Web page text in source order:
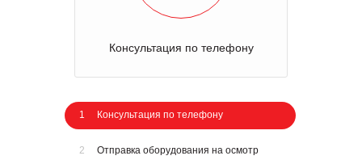
Консультация по телефону
1 Консультация по телефону
2 Отправка оборудования на осмотр